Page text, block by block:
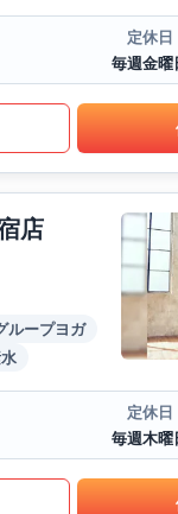
定休日
毎週金曜
店
ループヨガ
定休日
毎週木曜